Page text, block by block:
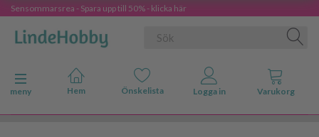
Sensommarsrea - Spara upp till 50% - klicka här
Ändra navigering
meny